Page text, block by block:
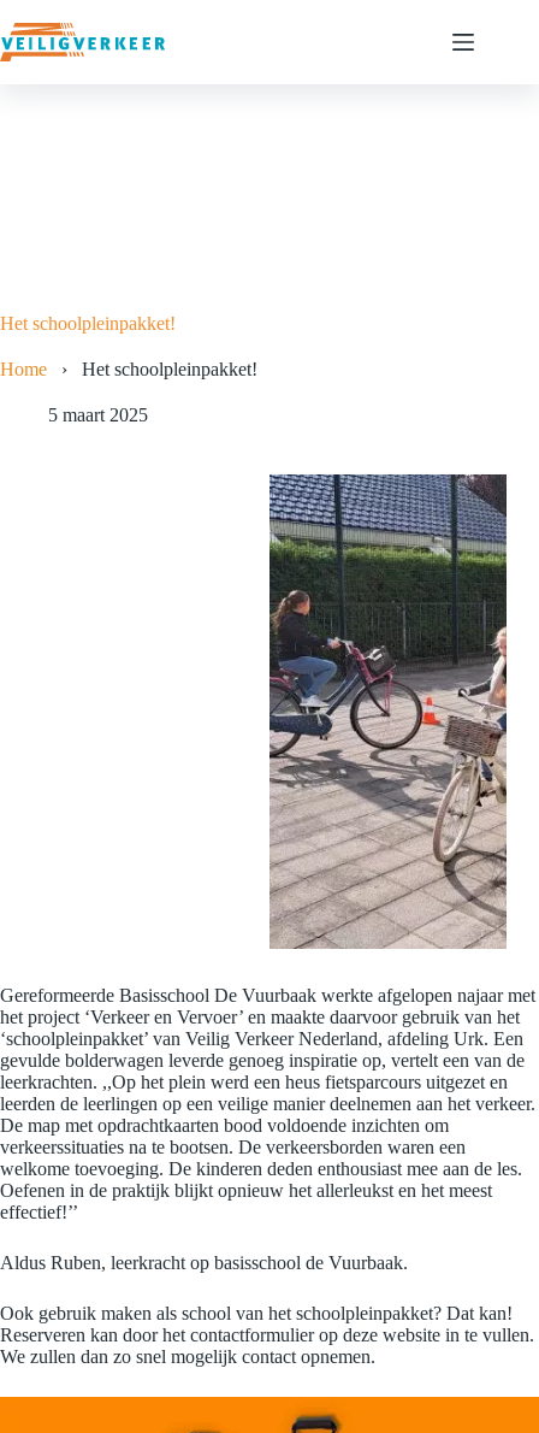
naar
de
Het schoolpleinpakket!
Home › Het schoolpleinpakket!
5 maart 2025
Gereformeerde Basisschool De Vuurbaak werkte afgelopen najaar met
het project ‘Verkeer en Vervoer’ en maakte daarvoor gebruik van het
‘schoolpleinpakket’ van Veilig Verkeer Nederland, afdeling Urk. Een
gevulde bolderwagen leverde genoeg inspiratie op, vertelt een van de
leerkrachten. ,,Op het plein werd een heus fietsparcours uitgezet en
leerden de leerlingen op een veilige manier deelnemen aan het verkeer.
De map met opdrachtkaarten bood voldoende inzichten om
verkeerssituaties na te bootsen. De verkeersborden waren een
welkome toevoeging. De kinderen deden enthousiast mee aan de les.
Oefenen in de praktijk blijkt opnieuw het allerleukst en het meest
effectief!’’
Aldus Ruben, leerkracht op basisschool de Vuurbaak.
Ook gebruik maken als school van het schoolpleinpakket? Dat kan!
Reserveren kan door het contactformulier op deze website in te vullen.
We zullen dan zo snel mogelijk contact opnemen.